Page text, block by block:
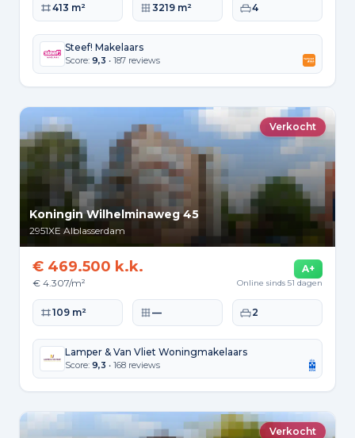
Woonoppervlakte
413 m² Perceeloppervlakte
3219 m² Slaapkamers
4
Steef! Makelaars
Score: 9,3 • 187 reviews
Verkocht
Koningin Wilhelminaweg 45
2951XE Alblasserdam
€ 469.500 k.k.
€ 4.307/m²
A+
Online sinds 51 dagen
Woonoppervlakte
109 m² Perceeloppervlakte
— Slaapkamers
2
Lamper & Van Vliet Woningmakelaars
Score: 9,3 • 168 reviews
Verkocht